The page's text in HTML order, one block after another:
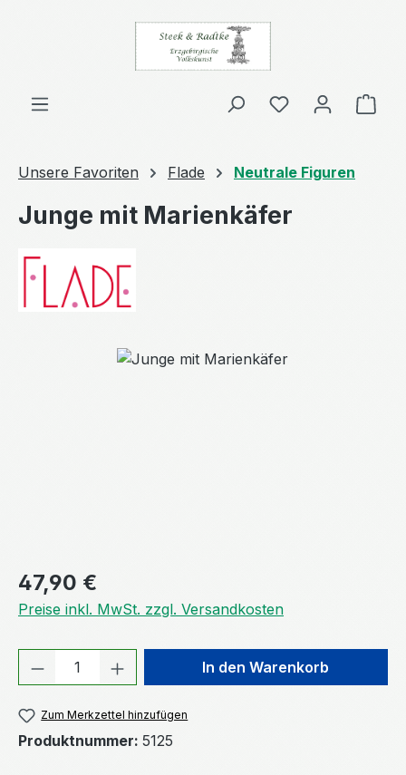
Zum Hauptinhalt springen
Unsere Favoriten Flade Neutrale Figuren
Junge mit Marienkäfer
Bildergalerie überspringen
Regulärer Preis:
47,90 €
Preise inkl. MwSt. zzgl. Versandkosten
Produkt Anzahl: Gib denIn den Warenkorb
Zum Merkzettel hinzufügen
Produktnummer: 5125